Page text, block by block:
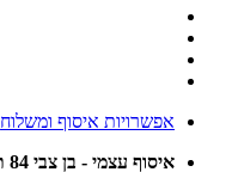
אפשרויות איסוף ומשלוח